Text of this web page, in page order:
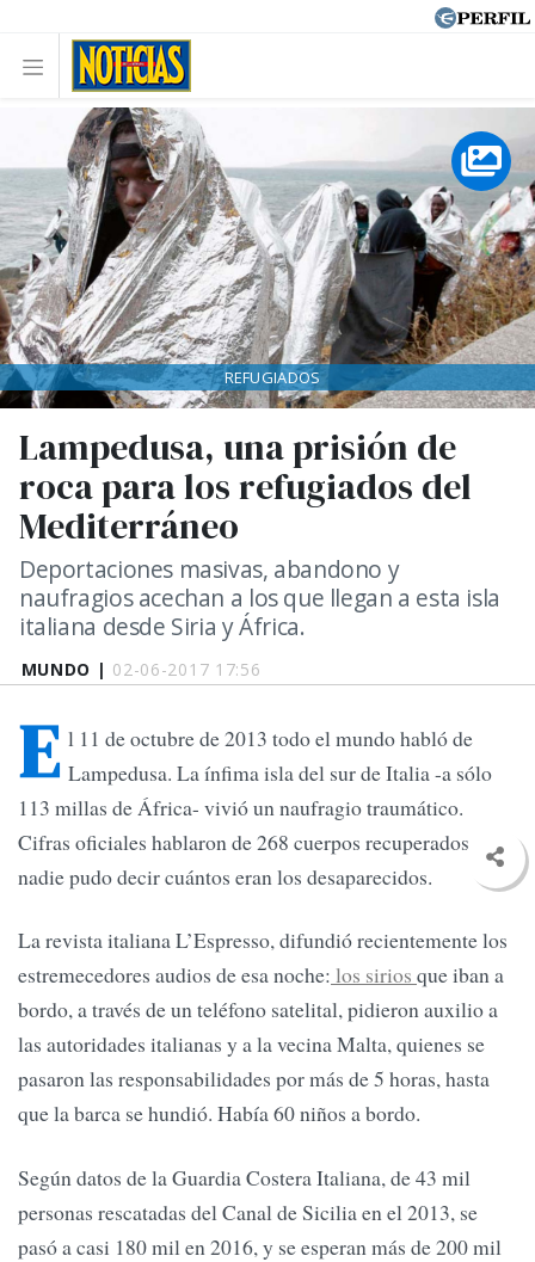
MUNDO | 02-06-2017 17:56
Lampedusa, una prisión de
roca para los refugiados del
Mediterráneo
Deportaciones masivas, abandono y
naufragios acechan a los que llegan a esta isla
italiana desde Siria y África.
REFUGIADOS
E l 11 de octubre de 2013 todo el mundo habló de
Lampedusa. La ínfima isla del sur de Italia -a sólo
113 millas de África- vivió un naufragio traumático.
Cifras oficiales hablaron de 268 cuerpos recuperados, pero
nadie pudo decir cuántos eran los desaparecidos.
La revista italiana L’Espresso, difundió recientemente los
estremecedores audios de esa noche: los sirios que iban a
bordo, a través de un teléfono satelital, pidieron auxilio a
las autoridades italianas y a la vecina Malta, quienes se
pasaron las responsabilidades por más de 5 horas, hasta
que la barca se hundió. Había 60 niños a bordo.
Según datos de la Guardia Costera Italiana, de 43 mil
personas rescatadas del Canal de Sicilia en el 2013, se
pasó a casi 180 mil en 2016, y se esperan más de 200 mil